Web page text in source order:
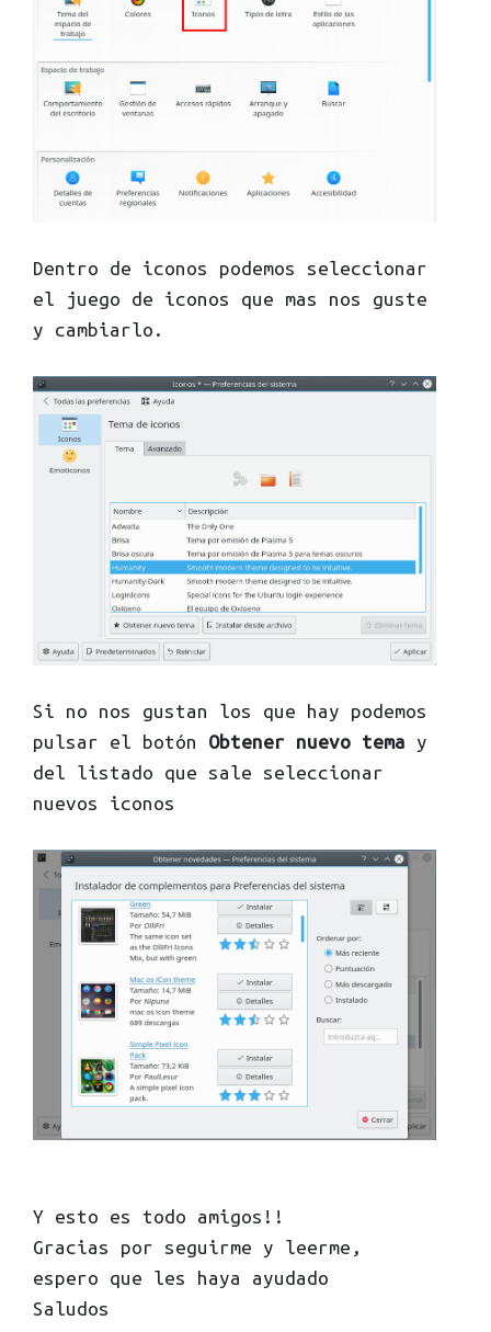
Dentro de iconos podemos seleccionar
el juego de iconos que mas nos guste
y cambiarlo.
Si no nos gustan los que hay podemos
pulsar el botón Obtener nuevo tema y
del listado que sale seleccionar
nuevos iconos
Y esto es todo amigos!!
Gracias por seguirme y leerme,
espero que les haya ayudado
Saludos